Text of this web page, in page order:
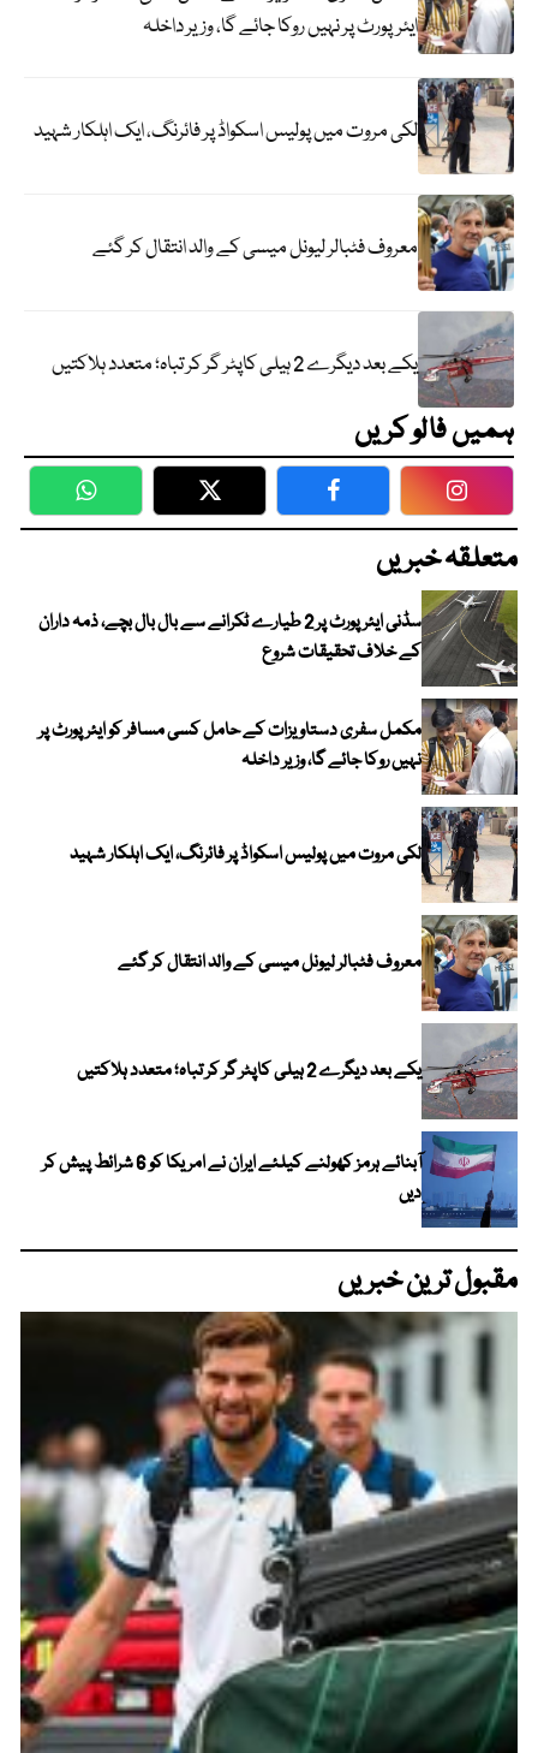
ایئرپورٹ پر نہیں روکا جائے گا، وزیر داخلہ
لکی مروت میں پولیس اسکواڈ پر فائرنگ، ایک اہلکار شہید
معروف فٹبالر لیونل میسی کے والد انتقال کر گئے
یکے بعد دیگرے 2 ہیلی کاپٹر گر کر تباہ؛ متعدد ہلاکتیں
ہمیں فالو کریں
WhatsApp Twitter Facebook
متعلقہ خبریں
سڈنی ایئرپورٹ پر 2 طیارے ٹکرانے سے بال بال بچے، ذمہ داران
کے خلاف تحقیقات شروع
مکمل سفری دستاویزات کے حامل کسی مسافر کو ایئرپورٹ پر
نہیں روکا جائے گا، وزیر داخلہ
لکی مروت میں پولیس اسکواڈ پر فائرنگ، ایک اہلکار شہید
معروف فٹبالر لیونل میسی کے والد انتقال کر گئے
یکے بعد دیگرے 2 ہیلی کاپٹر گر کر تباہ؛ متعدد ہلاکتیں
آبنائے ہرمز کھولنے کیلئے ایران نے امریکا کو 6 شرائط پیش کر
دیں
مقبول ترین خبریں